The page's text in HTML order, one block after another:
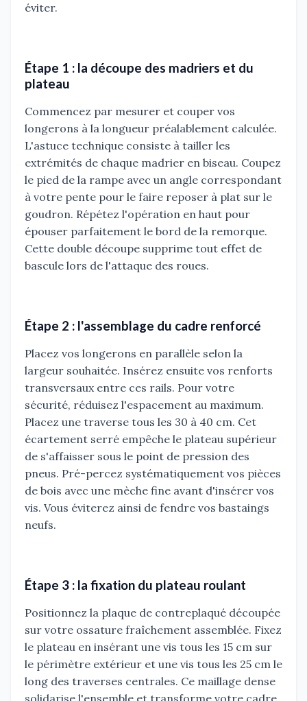
éviter.
Étape 1 : la découpe des madriers et du
plateau
Commencez par mesurer et couper vos
longerons à la longueur préalablement calculée.
L'astuce technique consiste à tailler les
extrémités de chaque madrier en biseau. Coupez
le pied de la rampe avec un angle correspondant
à votre pente pour le faire reposer à plat sur le
goudron. Répétez l'opération en haut pour
épouser parfaitement le bord de la remorque.
Cette double découpe supprime tout effet de
bascule lors de l'attaque des roues.
Étape 2 : l'assemblage du cadre renforcé
Placez vos longerons en parallèle selon la
largeur souhaitée. Insérez ensuite vos renforts
transversaux entre ces rails. Pour votre
sécurité, réduisez l'espacement au maximum.
Placez une traverse tous les 30 à 40 cm. Cet
écartement serré empêche le plateau supérieur
de s'affaisser sous le point de pression des
pneus. Pré-percez systématiquement vos pièces
de bois avec une mèche fine avant d'insérer vos
vis. Vous éviterez ainsi de fendre vos bastaings
neufs.
Étape 3 : la fixation du plateau roulant
Positionnez la plaque de contreplaqué découpée
sur votre ossature fraîchement assemblée. Fixez
le plateau en insérant une vis tous les 15 cm sur
le périmètre extérieur et une vis tous les 25 cm le
long des traverses centrales. Ce maillage dense